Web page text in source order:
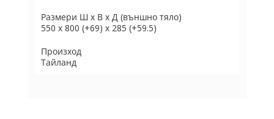
Размери Ш х В х Д (външно тяло)
550 x 800 (+69) x 285 (+59.5)
Произход
Тайланд